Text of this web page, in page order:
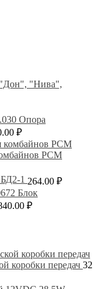
Опора
₽
РСМ
1 264.00 ₽
Блок
₽
коробки передач 32